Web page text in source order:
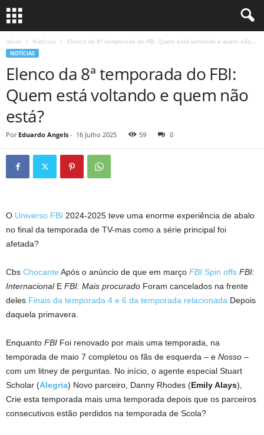
Início Notícias Elenco da 8ª temporada do FBI: Quem está voltando e quem não...
NOTÍCIAS
Elenco da 8ª temporada do FBI:
Quem está voltando e quem não
está?
Por Eduardo Angels - 16 Julho 2025 59 0
O Universo FBI 2024-2025 teve uma enorme experiência de abalo
no final da temporada de TV-mas como a série principal foi
afetada?
Cbs Chocante Após o anúncio de que em março FBI Spin offs FBI:
InternacionalE FBI: Mais procurado Foram cancelados na frente
deles Finais da temporada 4 e 6 da temporada relacionada Depois
daquela primavera.
Enquanto FBI Foi renovado por mais uma temporada, na
temporada de maio 7 completou os fãs de esquerda – e Nosso –
com um litney de perguntas. No início, o agente especial Stuart
Scholar (Alegria) Novo parceiro, Danny Rhodes (Emily Alays),
Crie esta temporada mais uma temporada depois que os parceiros
consecutivos estão perdidos na temporada de Scola?